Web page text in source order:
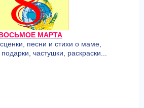
МАРТА
песни и стихи о маме,
частушки, раскраски...